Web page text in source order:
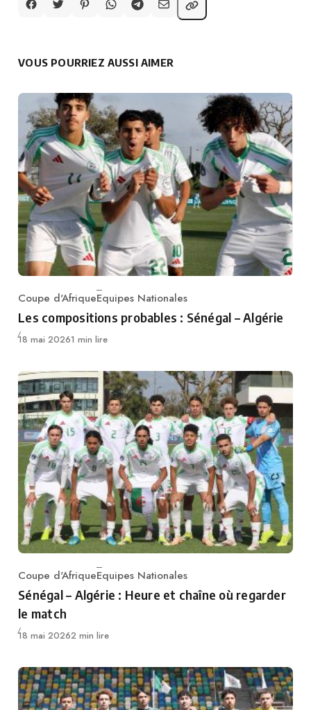
VOUS POURRIEZ AUSSI AIMER
Category
Coupe d'AfriqueEquipes Nationales
Les compositions probables : Sénégal – Algérie
Publié
18 mai 20261 min lire
Category
Coupe d'AfriqueEquipes Nationales
Sénégal – Algérie : Heure et chaîne où regarder
le match
Publié
18 mai 20262 min lire